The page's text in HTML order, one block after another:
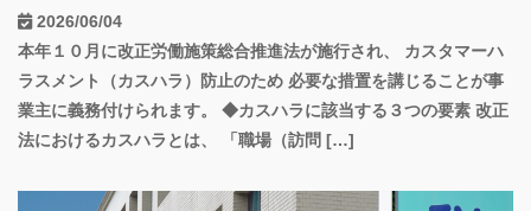
2026/06/04
本年１０月に改正労働施策総合推進法が施行され、 カスタマーハ
ラスメント（カスハラ）防止のため 必要な措置を講じることが事
業主に義務付けられます。 ◆カスハラに該当する３つの要素 改正
法におけるカスハラとは、 「職場（訪問 […]